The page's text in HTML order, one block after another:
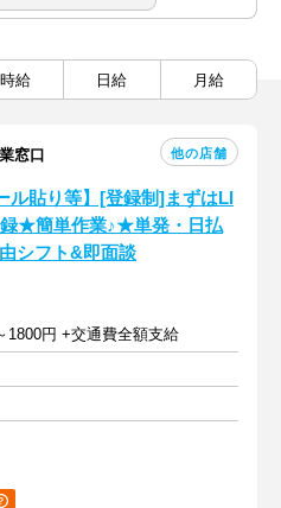
時給 日給 月給
窓口 他の店舗
ル貼り等】[登録制]まずはLI
録★簡単作業♪★単発・日払
シフト&即面談
1800円 +交通費全額支給